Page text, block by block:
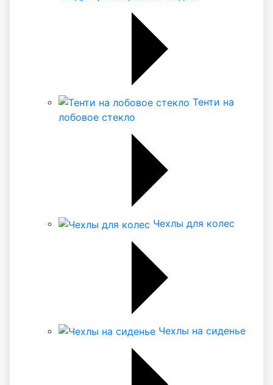
Тенти на
лобовое стекло
Чехлы для колес
Чехлы на сиденье